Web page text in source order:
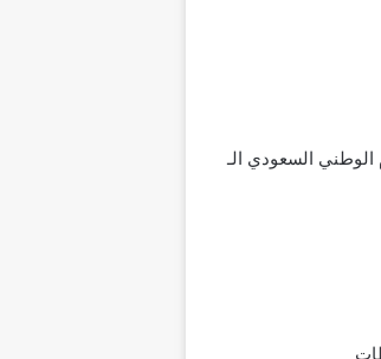
السعودي الـ